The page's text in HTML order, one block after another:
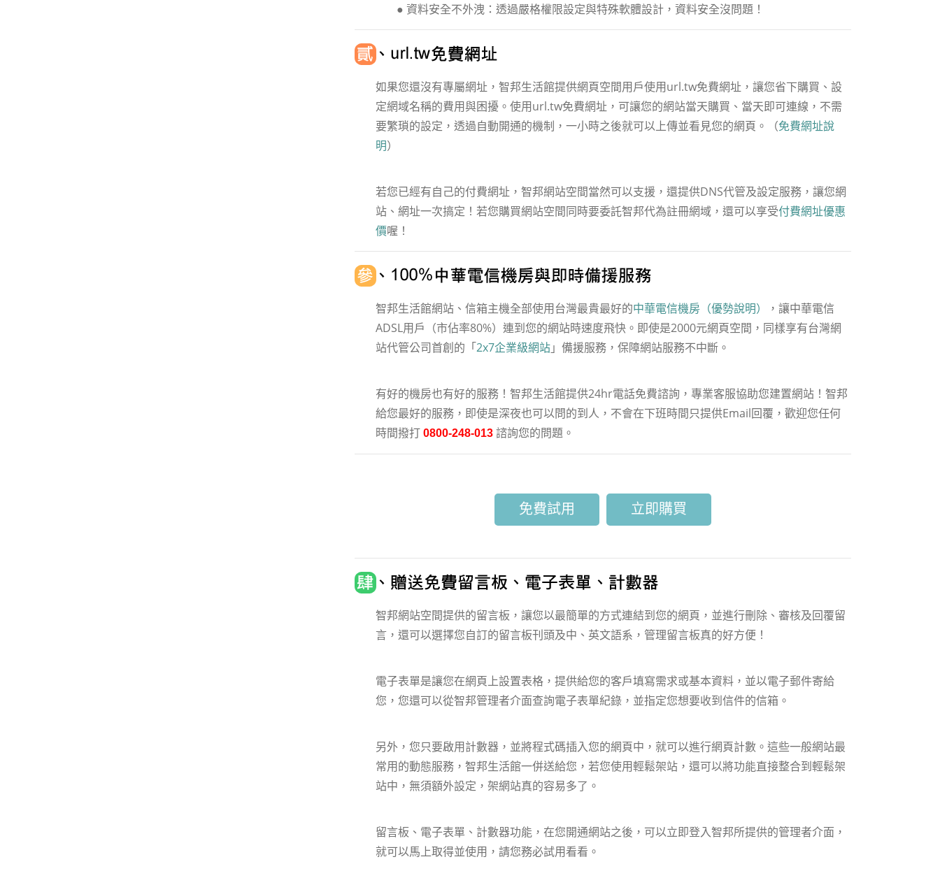
● 資料安全不外洩：透過嚴格權限設定與特殊軟體設計，資料安全沒問題！
如果您還沒有專屬網址，智邦生活館提供網頁空間用戶使用url.tw免費網址，讓您省下購買、設
定網域名稱的費用與困擾。使用url.tw免費網址，可讓您的網站當天購買、當天即可連線，不需
要繁瑣的設定，透過自動開通的機制，一小時之後就可以上傳並看見您的網頁。（免費網址說
明）
若您已經有自己的付費網址，智邦網站空間當然可以支援，還提供DNS代管及設定服務，讓您網
站、網址一次搞定！若您購買網站空間同時要委託智邦代為註冊網域，還可以享受付費網址優惠
價喔！
智邦生活館網站、信箱主機全部使用台灣最貴最好的中華電信機房（優勢說明）
，讓中華電信
ADSL用戶（市佔率80%）連到您的網站時速度飛快。即使是2000元網頁空間，同樣享有台灣網
站代管公司首創的「2x7企業級網站」備援服務，保障網站服務不中斷。
有好的機房也有好的服務！智邦生活館提供24hr電話免費諮詢，專業客服協助您建置網站！智邦
給您最好的服務，即使是深夜也可以問的到人，不會在下班時間只提供Email回覆，歡迎您任何
時間撥打 0800-248-013 諮詢您的問題。
免費試用 立即購買
智邦網站空間提供的留言板，讓您以最簡單的方式連結到您的網頁，並進行刪除、審核及回覆留
言，還可以選擇您自訂的留言板刊頭及中、英文語系，管理留言板真的好方便！
電子表單是讓您在網頁上設置表格，提供給您的客戶填寫需求或基本資料，並以電子郵件寄給
您，您還可以從智邦管理者介面查詢電子表單紀錄，並指定您想要收到信件的信箱。
另外，您只要啟用計數器，並將程式碼插入您的網頁中，就可以進行網頁計數。這些一般網站最
常用的動態服務，智邦生活館一併送給您，若您使用輕鬆架站，還可以將功能直接整合到輕鬆架
站中，無須額外設定，架網站真的容易多了。
留言板、電子表單、計數器功能，在您開通網站之後，可以立即登入智邦所提供的管理者介面，
就可以馬上取得並使用，請您務必試用看看。